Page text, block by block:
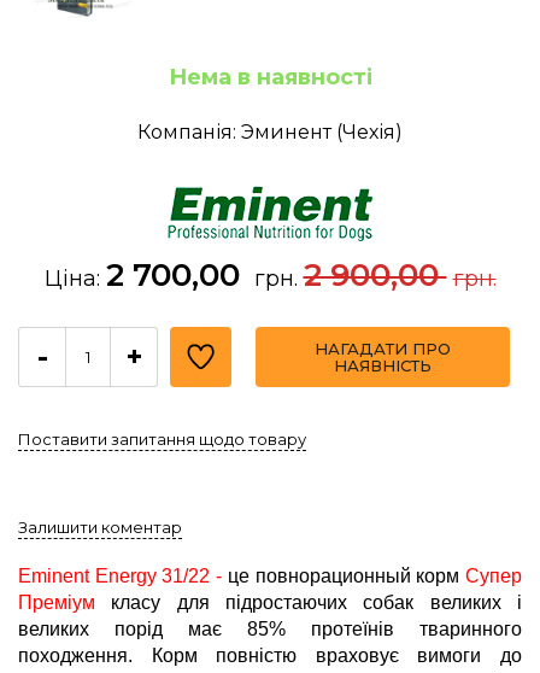
Нема в наявності
Компанія: Эминент (Чехія)
Ціна: 2 700,00 грн. 2 900,00 грн.
- +
НАГАДАТИ ПРО
НАЯВНІСТЬ
Поставити запитання щодо товару
Залишити коментар
Eminent Energy 31/22 - це повнорационный кормСупер
Преміум класу для підростаючих собак великих і
великих порід має 85% протеїнів тваринного
походження. Корм повністю враховує вимоги до